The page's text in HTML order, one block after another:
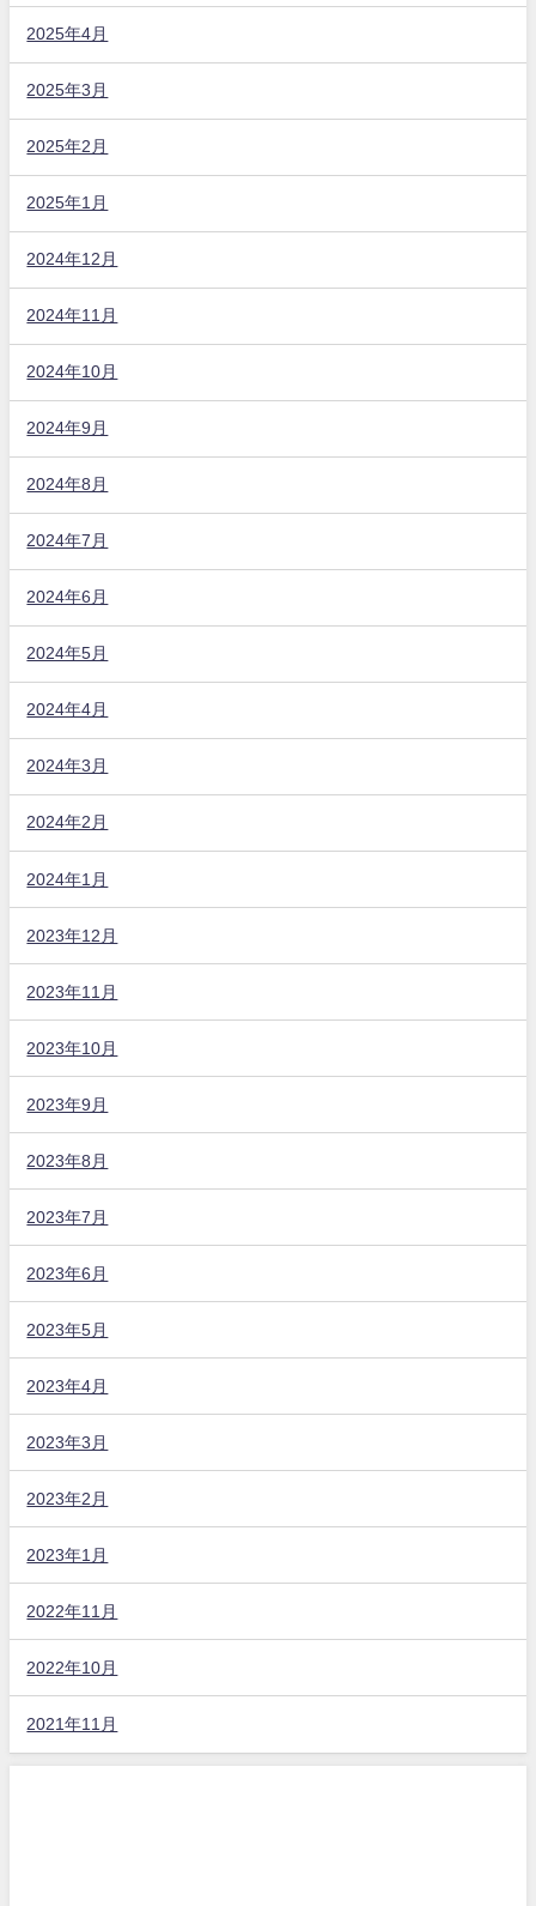
2025年4月
2025年3月
2025年2月
2025年1月
2024年12月
2024年11月
2024年10月
2024年9月
2024年8月
2024年7月
2024年6月
2024年5月
2024年4月
2024年3月
2024年2月
2024年1月
2023年12月
2023年11月
2023年10月
2023年9月
2023年8月
2023年7月
2023年6月
2023年5月
2023年4月
2023年3月
2023年2月
2023年1月
2022年11月
2022年10月
2021年11月